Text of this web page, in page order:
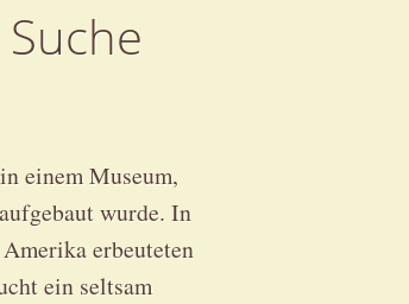
einem Museum,
wurde. In
erbeuteten
ein seltsam